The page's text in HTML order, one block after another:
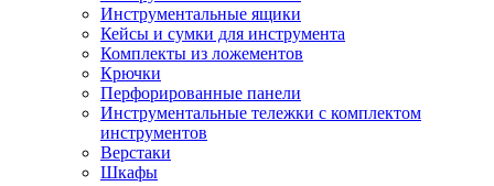
Инструментальные ящики
Кейсы и сумки для инструмента
Комплекты из ложементов
Крючки
Перфорированные панели
Инструментальные тележки с комплектом
инструментов
Верстаки
Шкафы